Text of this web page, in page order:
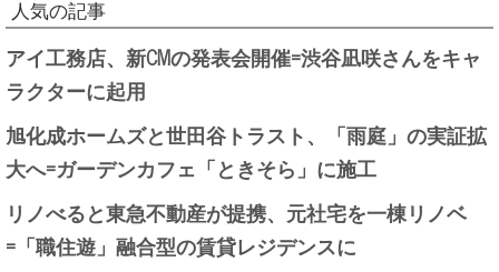
人気の記事
アイ工務店、新CMの発表会開催=渋谷凪咲さんをキャ
ラクターに起用
旭化成ホームズと世田谷トラスト、「雨庭」の実証拡
大へ=ガーデンカフェ「ときそら」に施工
リノべると東急不動産が提携、元社宅を一棟リノベ
=「職住遊」融合型の賃貸レジデンスに